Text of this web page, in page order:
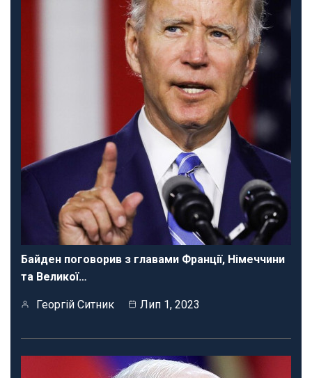
Байден поговорив з главами Франції, Німеччини
та Великої…
Георгій Ситник Лип 1, 2023